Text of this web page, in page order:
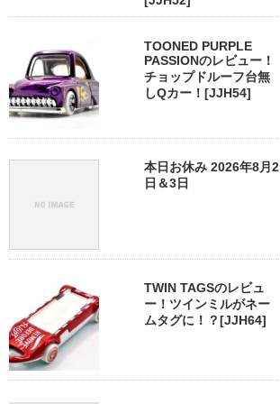
TOONED PURPLE
PASSIONのレビュー！
チョップドルーフ台無
しQカー！[JJH54]
本日お休み 2026年8月2
日＆3日
TWIN TAGSのレビュ
ー！ツインミルがネー
ムタグに！？[JJH64]